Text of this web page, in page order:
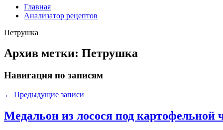
Главная
Анализатор рецептов
Петрушка
Архив метки: Петрушка
Навигация по записям
← Предыдущие записи
Медальон из лосося под картофельной